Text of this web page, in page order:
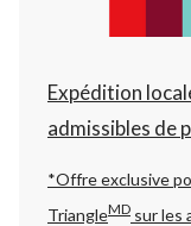
Expédition
admissibles de
*Offre exclusive
TriangleMD sur les